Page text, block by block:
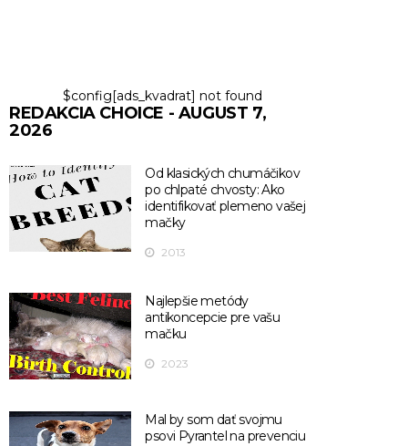
$config[ads_kvadrat] not found
REDAKCIA CHOICE - AUGUST 7,
2026
Od klasických chumáčikov
po chlpaté chvosty: Ako
identifikovať plemeno vašej
mačky
2013
Najlepšie metódy
antikoncepcie pre vašu
mačku
2023
Mal by som dať svojmu
psovi Pyrantel na prevenciu